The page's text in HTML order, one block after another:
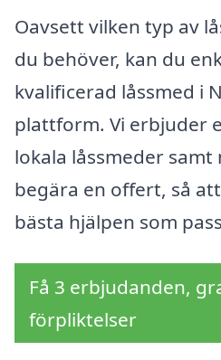
Oavsett vilken typ av
du behöver, kan du
kvalificerad låssmed i
plattform. Vi erbjuder
lokala låssmeder
begära en offert, så
bästa hjälpen som
Få 3 erbjudanden,
förpliktelser